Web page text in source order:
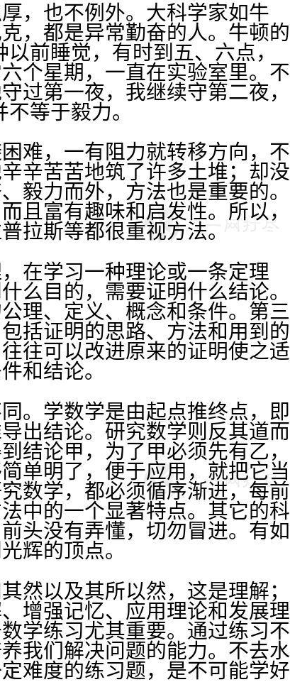
，也不例外。大科学家如牛
，都是异常勤奋的人。牛顿的
前睡觉，有时到五、六点，
个星期，一直在实验室里。不
过第一夜，我继续守第二夜，
等于毅力。
难，一有阻力就转移方向，不
辛苦苦地筑了许多土堆；却没
毅力而外，方法也是重要的。
且富有趣味和启发性。所以，
拉斯等都很重视方法。
在学习一种理论或一条定理
么目的，需要证明什么结论。
理、定义、概念和条件。第三
括证明的思路、方法和用到的
往可以改进原来的证明使之适
和结论。
。学数学是由起点推终点，即
出结论。研究数学则反其道而
结论甲，为了甲必须先有乙，
单明了，便于应用，就把它当
数学，都必须循序渐进，每前
中的一个显著特点。其它的科
头没有弄懂，切勿冒进。有如
辉的顶点。
然以及其所以然，这是理解；
增强记忆、应用理论和发展理
学练习尤其重要。通过练习不
我们解决问题的能力。不去水
难度的练习题，是不可能学好